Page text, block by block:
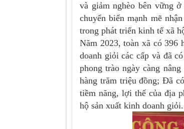
và giảm nghèo bên vững
chuyển biến mạnh mẽ
trong phát triển kinh tế xã
Năm 2023, toàn xã có 396
doanh giỏi các cấp và đã
phong trào ngày càng
hàng trăm triệu đồng; Đã
tiềm năng, lợi thế của địa
hộ sản xuất kinh doanh giỏi.